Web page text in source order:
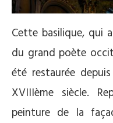
Cette basilique, qui
du grand poète
été restaurée
XVIIIème siècle.
peinture de la